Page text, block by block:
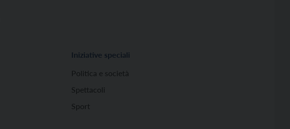
Iniziative speciali
Politica e società
Spettacoli
Sport